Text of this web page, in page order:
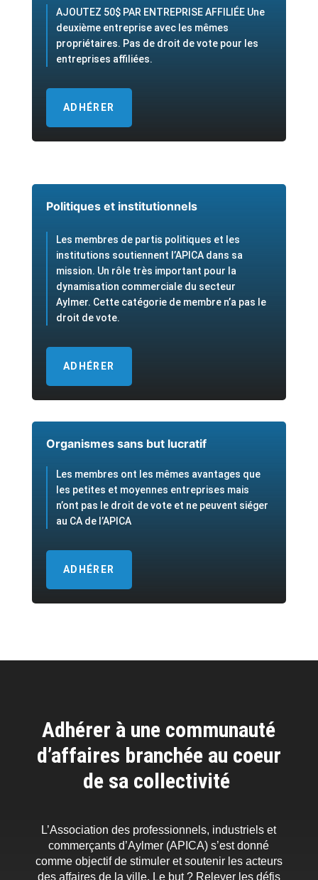
AJOUTEZ 50$ PAR ENTREPRISE AFFILIÉE Une
deuxième entreprise avec les mêmes
propriétaires. Pas de droit de vote pour les
entreprises affiliées.
ADHÉRER
Politiques et institutionnels
Les membres de partis politiques et les
institutions soutiennent l’APICA dans sa
mission. Un rôle très important pour la
dynamisation commerciale du secteur
Aylmer. Cette catégorie de membre n’a pas le
droit de vote.
ADHÉRER
Organismes sans but lucratif
Les membres ont les mêmes avantages que
les petites et moyennes entreprises mais
n’ont pas le droit de vote et ne peuvent siéger
au CA de l’APICA
ADHÉRER
Adhérer à une communauté
d’affaires branchée au coeur
de sa collectivité
L’Association des professionnels, industriels et
commerçants d’Aylmer (APICA) s’est donné
comme objectif de stimuler et soutenir les acteurs
des affaires de la ville. Le but ? Relever les défis